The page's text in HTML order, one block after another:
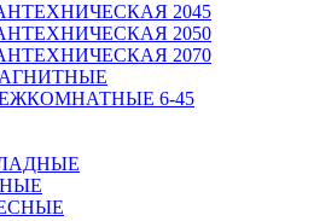
2045
2050
2070
6-45